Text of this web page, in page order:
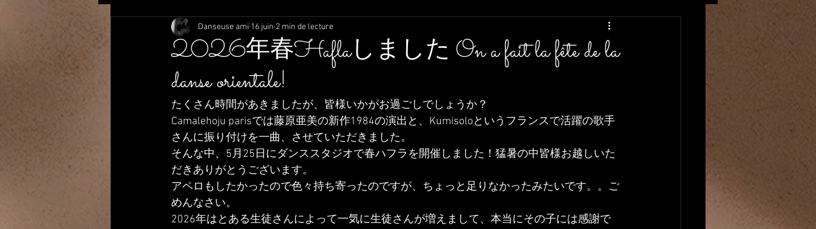
2026年春Haflaしました On a fait la fête de la
danse orientale!
Danseuse ami 16 juin 2 min de lecture
たくさん時間があきましたが、皆様いかがお過ごしでしょうか？
Camalehoju parisでは藤原亜美の新作1984の演出と、Kumisoloというフランスで活躍の歌手
さんに振り付けを一曲、させていただきました。
そんな中、5月25日にダンススタジオで春ハフラを開催しました！猛暑の中皆様お越しいた
だきありがとうございます。
アペロもしたかったので色々持ち寄ったのですが、ちょっと足りなかったみたいです。。ご
めんなさい。
2026年はとある生徒さんによって一気に生徒さんが増えまして、本当にその子には感謝で